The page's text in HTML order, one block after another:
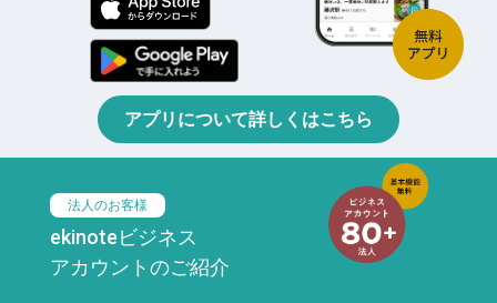
アプリについて詳しくはこちら
法人のお客様
ekinoteビジネス
アカウントのご紹介